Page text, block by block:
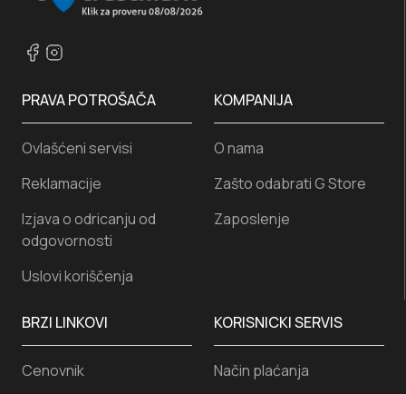
KORISNICKI SERVIS
Način plaćanja
PRAVA POTROŠAČA
Ovlašćeni servisi
Reklamacije
Izjava o odricanju od
odgovornosti
Uslovi koriščenja
KOMPANIJA
O nama
Zašto odabrati G Store
Zaposlenje
BRZI LINKOVI
Cenovnik